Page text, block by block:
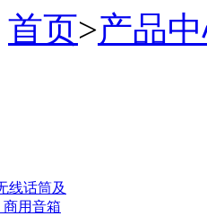
首页>产品
线话筒及
商用音箱